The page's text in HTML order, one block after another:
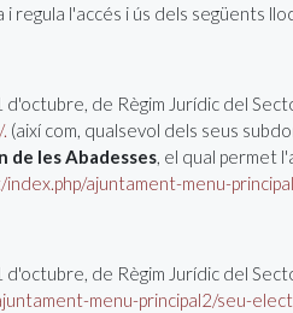
i regula l'accés i ús dels següents
de Règim Jurídic del
(així com, qualsevol dels seus
de les Abadesses, el qual permet
ajuntament-menu-
de Règim Jurídic del
menu-principal2/seu-